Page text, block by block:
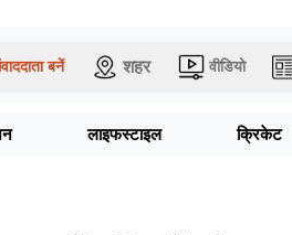
बनें शहर वीडियो
लाइफस्टाइल क्रिकेट